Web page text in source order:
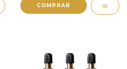
COMPRAR